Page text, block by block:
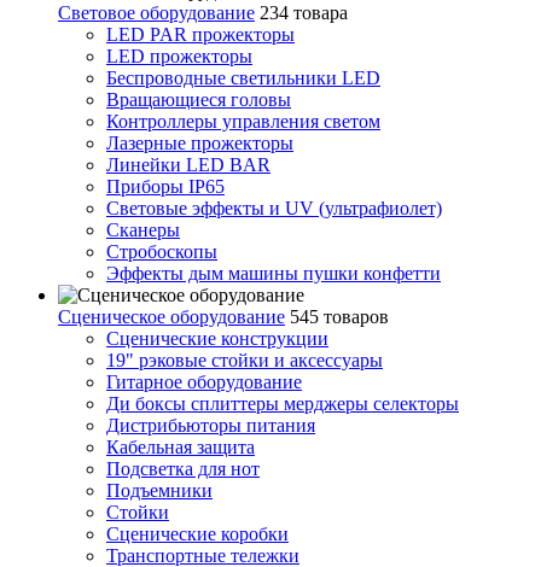
Световое оборудование 234 товара
LED PAR прожекторы
LED прожекторы
Беспроводные светильники LED
Вращающиеся головы
Контроллеры управления светом
Лазерные прожекторы
Линейки LED BAR
Приборы IP65
Световые эффекты и UV (ультрафиолет)
Сканеры
Стробоскопы
Эффекты дым машины пушки конфетти
Сценическое оборудование 545 товаров
Сценические конструкции
19" рэковые стойки и аксесcуары
Гитарное оборудование
Ди боксы сплиттеры мерджеры селекторы
Дистрибьюторы питания
Кабельная защита
Подсветка для нот
Подъемники
Стойки
Сценические коробки
Транспортные тележки